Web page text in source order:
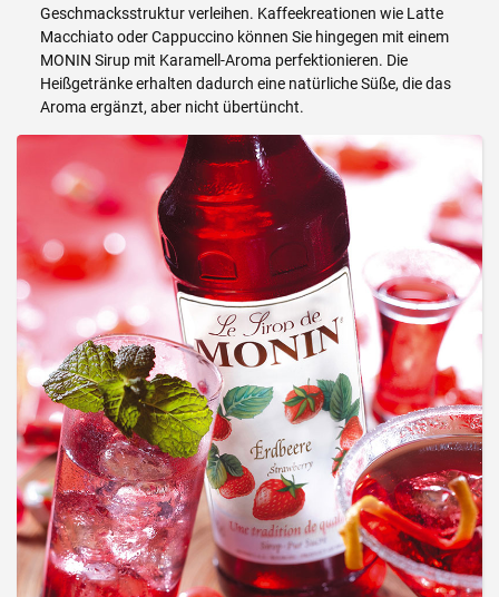
Geschmacksstruktur verleihen. Kaffeekreationen wie Latte
Macchiato oder Cappuccino können Sie hingegen mit einem
MONIN Sirup mit Karamell-Aroma perfektionieren. Die
Heißgetränke erhalten dadurch eine natürliche Süße, die das
Aroma ergänzt, aber nicht übertüncht.